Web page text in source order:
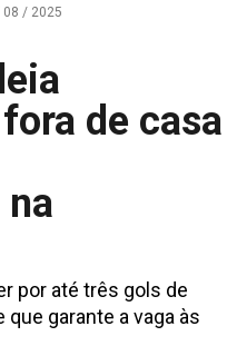
08 / 2025
de casa
por até três gols de
garante a vaga às